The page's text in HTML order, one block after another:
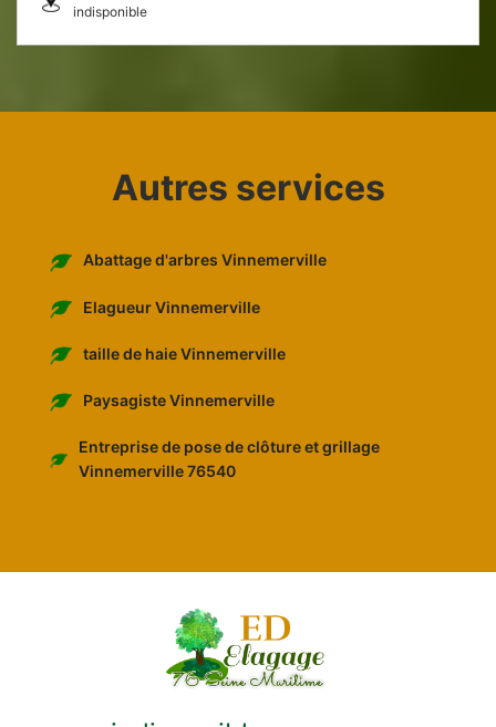
indisponible
Autres services
Abattage d'arbres Vinnemerville
Elagueur Vinnemerville
taille de haie Vinnemerville
Paysagiste Vinnemerville
Entreprise de pose de clôture et grillage
Vinnemerville 76540